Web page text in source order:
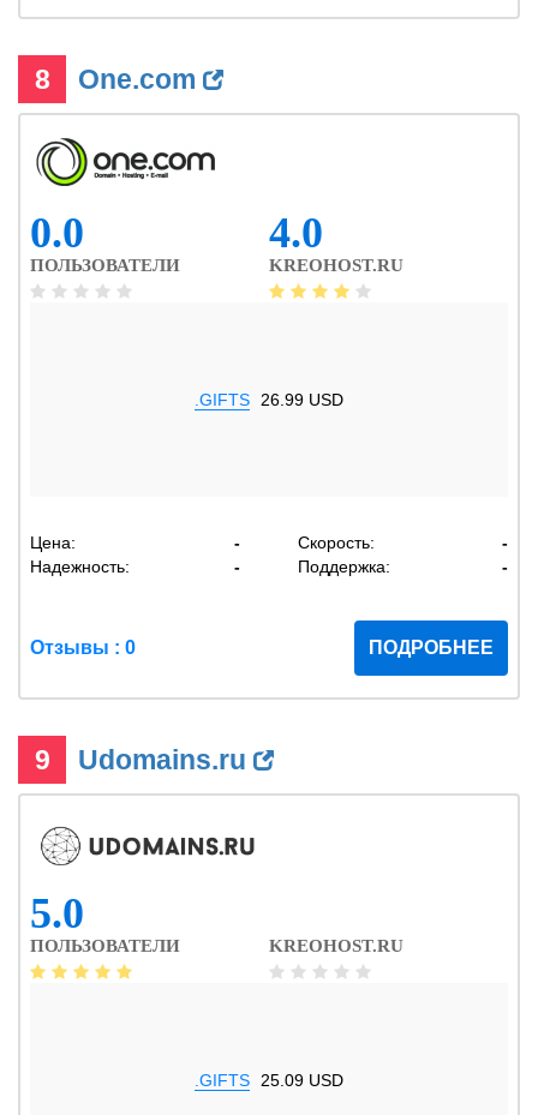
8 One.com
0.0
ПОЛЬЗОВАТЕЛИ
4.0
KREOHOST.RU
.GIFTS 26.99 USD
Цена: - Скорость:
-
Надежность:
- Поддержка: -
Отзывы : 0 ПОДРОБНЕЕ
9 Udomains.ru
5.0
ПОЛЬЗОВАТЕЛИ KREOHOST.RU
.GIFTS 25.09 USD